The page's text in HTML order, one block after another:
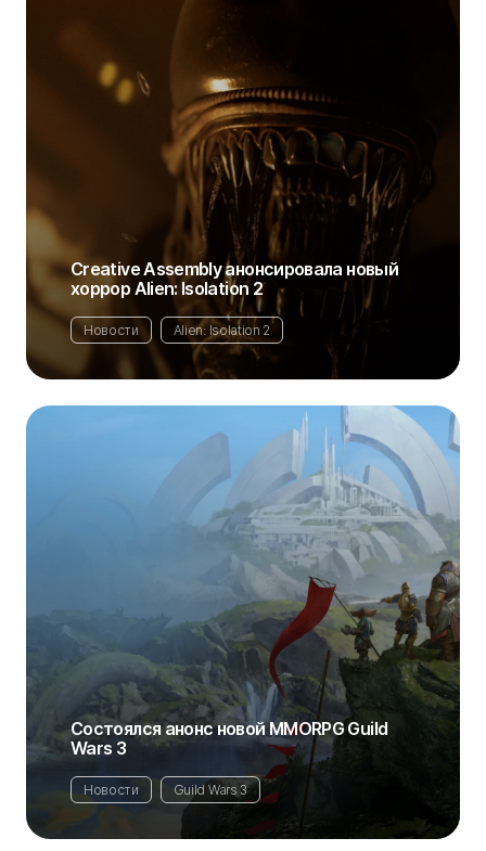
Creative Assembly анонсировала новый
хоррор Alien: Isolation 2
Новости Alien: Isolation 2
Состоялся анонс новой MMORPG Guild
Wars 3
Новости Guild Wars 3